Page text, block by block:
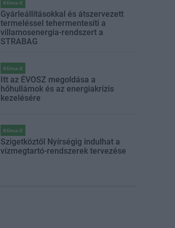
Klíma-X
Gyárleállításokkal és átszervezett
termeléssel tehermentesíti a
villamosenergia-rendszert a
STRABAG
Klíma-X
Itt az ÉVOSZ megoldása a
hőhullámok és az energiakrízis
kezelésére
Klíma-X
Szigetköztől Nyírségig indulhat a
vízmegtartó-rendszerek tervezése